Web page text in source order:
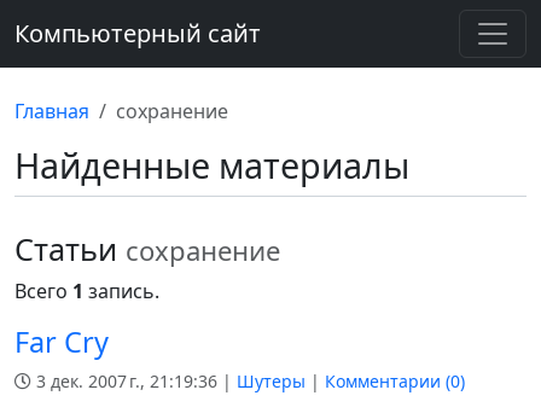
Компьютерный сайт
Главная сохранение
Найденные материалы
Статьи сохранение
Всего 1 запись.
Far Cry
3 дек. 2007 г., 21:19:36 | Шутеры | Комментарии (0)